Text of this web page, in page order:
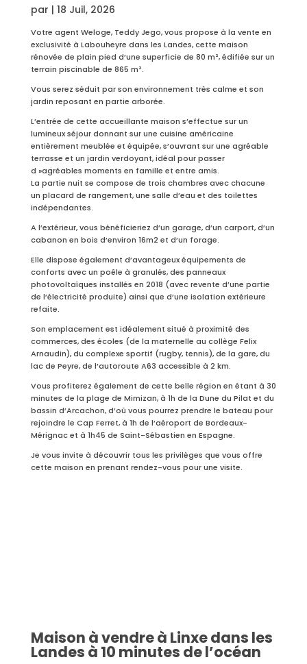
par | 18 Juil, 2026
Votre agent Weloge, Teddy Jego, vous propose à la vente en
exclusivité à Labouheyre dans les Landes, cette maison
rénovée de plain pied d’une superficie de 80 m², édifiée sur un
terrain piscinable de 865 m².
Vous serez séduit par son environnement très calme et son
jardin reposant en partie arborée.
L’entrée de cette accueillante maison s’effectue sur un
lumineux séjour donnant sur une cuisine américaine
entièrement meublée et équipée, s’ouvrant sur une agréable
terrasse et un jardin verdoyant, idéal pour passer
d »agréables moments en famille et entre amis.
La partie nuit se compose de trois chambres avec chacune
un placard de rangement, une salle d’eau et des toilettes
indépendantes.
A l’extérieur, vous bénéficieriez d’un garage, d’un carport, d’un
cabanon en bois d’environ 16m2 et d’un forage.
Elle dispose également d’avantageux équipements de
conforts avec un poêle à granulés, des panneaux
photovoltaïques installés en 2018 (avec revente d’une partie
de l’électricité produite) ainsi que d’une isolation extérieure
refaite.
Son emplacement est idéalement situé à proximité des
commerces, des écoles (de la maternelle au collège Felix
Arnaudin), du complexe sportif (rugby, tennis), de la gare, du
lac de Peyre, de l’autoroute A63 accessible à 2 km.
Vous profiterez également de cette belle région en étant à 30
minutes de la plage de Mimizan, à 1h de la Dune du Pilat et du
bassin d’Arcachon, d’où vous pourrez prendre le bateau pour
rejoindre le Cap Ferret, à 1h de l’aéroport de Bordeaux-
Mérignac et à 1h45 de Saint-Sébastien en Espagne.
Je vous invite à découvrir tous les privilèges que vous offre
cette maison en prenant rendez-vous pour une visite.
Maison à vendre à Linxe dans les
Landes à 10 minutes de l’océan